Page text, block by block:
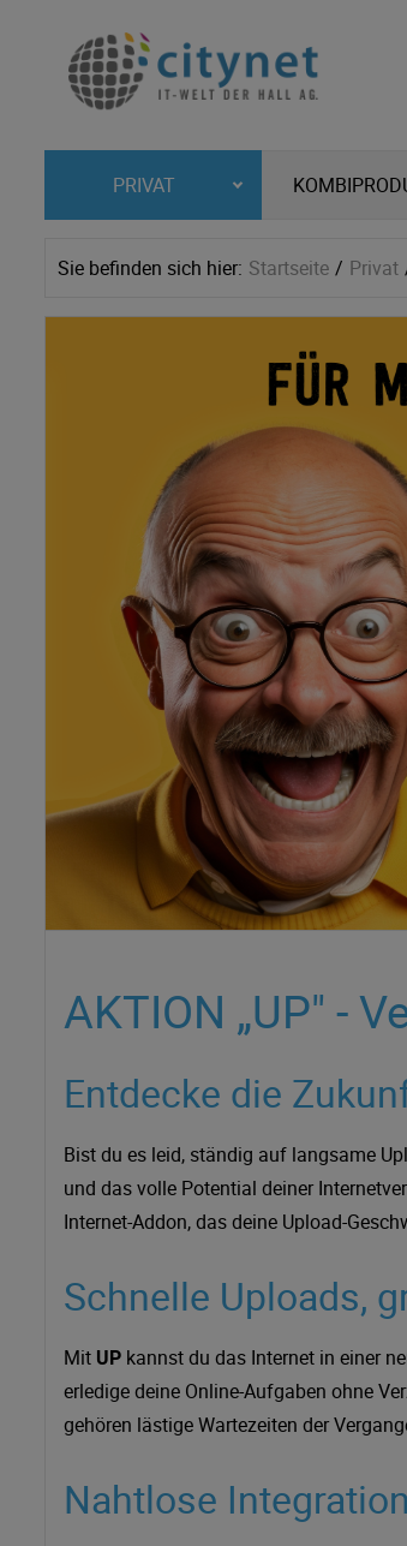
PRIVAT
Sie befinden sich hier: Startseite Privat
AKTION „UP" -
Entdecke die
Bist du es leid, ständig auf langsame
und das volle Potential deiner
Internet-Addon, das deine Upload-
Schnelle Uploads,
Mit UP kannst du das Internet in einer
erledige deine Online-Aufgaben ohne
gehören lästige Wartezeiten der
Nahtlose